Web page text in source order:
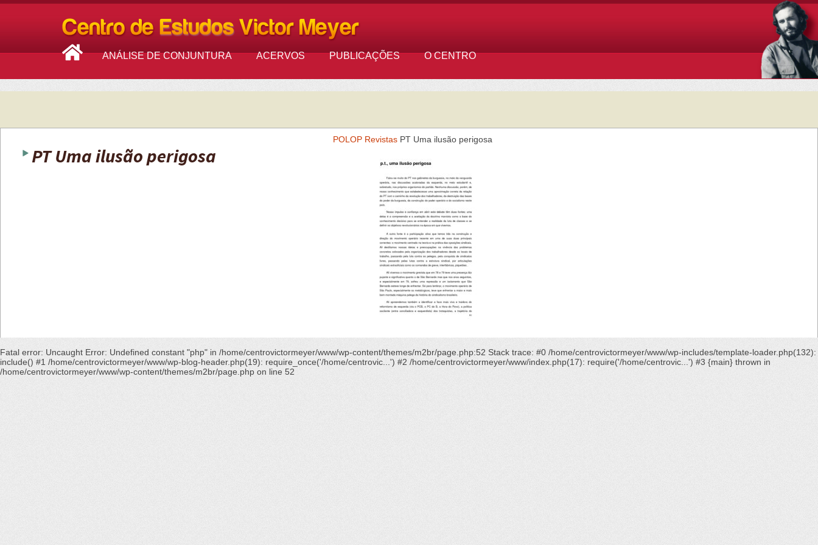
ANÁLISE DE CONJUNTURA ACERVOS PUBLICAÇÕES O CENTRO
POLOP Revistas PT Uma ilusão perigosa
PT Uma ilusão perigosa
Fatal error: Uncaught Error: Undefined constant "php" in /home/centrovictormeyer/www/wp-content/themes/m2br/page.php:52 Stack trace: #0 /home/centrovictormeyer/www/wp-includes/template-loader.php(132):
include() #1 /home/centrovictormeyer/www/wp-blog-header.php(19): require_once('/home/centrovic...') #2 /home/centrovictormeyer/www/index.php(17): require('/home/centrovic...') #3 {main} thrown in
/home/centrovictormeyer/www/wp-content/themes/m2br/page.php on line 52